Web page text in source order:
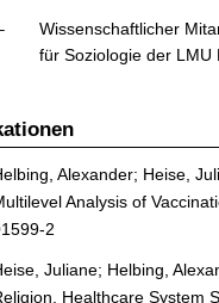
Wissenschaftlicher
für Soziologie der LMU
Alexander; Heise,
Analysis of
2
Juliane; Helbing,
Healthcare System